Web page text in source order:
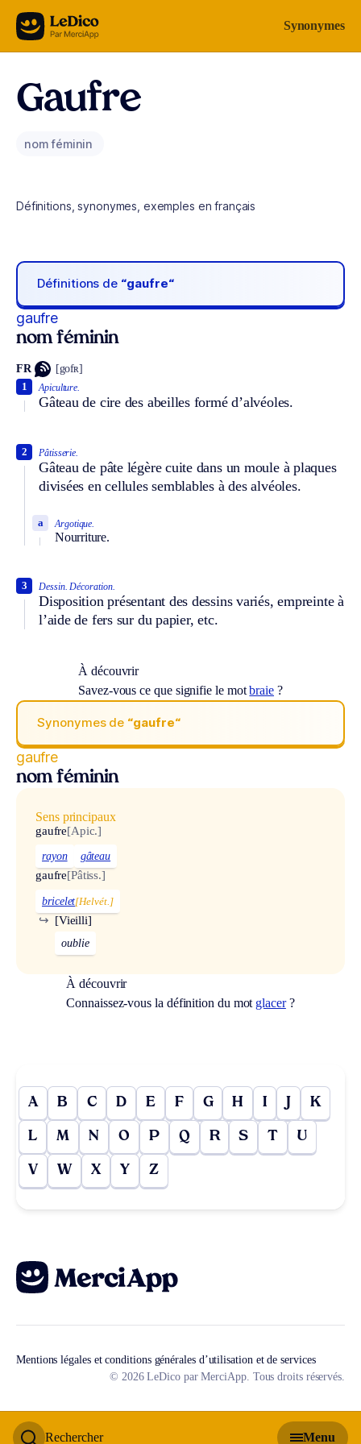
Aller au contenu Synonymes
Rechercher Menu
Gaufre
nom féminin
Définitions, synonymes, exemples en français
Définitions de “gaufre“
gaufre
nom féminin
FR [gofʀ]
Apiculture.
Gâteau de cire des abeilles formé d’alvéoles.
1
Pâtisserie.
Gâteau de pâte légère cuite dans un moule à plaques
divisées en cellules semblables à des alvéoles.
2
Argotique.
Nourriture.
a
Dessin. Décoration.
Disposition présentant des dessins variés, empreinte à
l’aide de fers sur du papier, etc.
3
À découvrir
Savez-vous ce que signifie le motbraie ?
Synonymes de “gaufre“
gaufre
nom féminin
Sens principaux
gaufre[Apic.]
rayon gâteau
gaufre[Pâtiss.]
bricelet[Helvét.]
[Vieilli]
↪
oublie
À découvrir
Connaissez-vous la définition du mot glacer?
A B C D E F G H I J K
L M N O P Q R S T U
V W X Y Z
Mentions légales et conditions générales d’utilisation et de services
© 2026 LeDico par MerciApp. Tous droits réservés.